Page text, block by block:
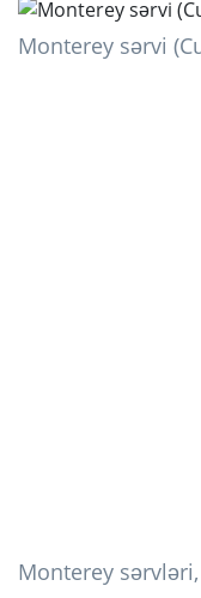
Monterey sərvi
Monterey